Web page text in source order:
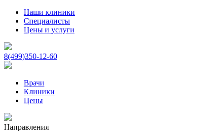
Наши клиники
Специалисты
Цены и услуги
8(499)350-12-60
Врачи
Клиники
Цены
Направления